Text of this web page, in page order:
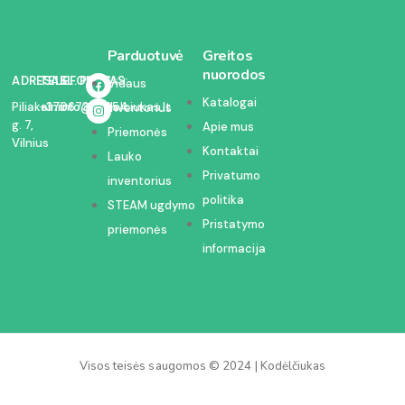
ADRESAS:
Piliakalnio
g. 7,
Vilnius
TELEFONAS:
+37067350054
EL. PAŠTAS:
info@kodelciukas.lt
Parduotuvė
Vidaus
inventorius
Priemonės
Lauko
inventorius
STEAM ugdymo
priemonės
Greitos
nuorodos
Katalogai
Apie mus
Kontaktai
Privatumo
politika
Pristatymo
informacija
Visos teisės saugomos © 2024 | Kodėlčiukas